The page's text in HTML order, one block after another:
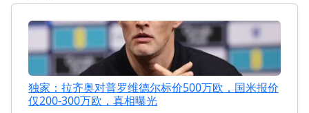
独家：拉齐奥对普罗维德尔标价500万欧，国米报价
仅200-300万欧，真相曝光